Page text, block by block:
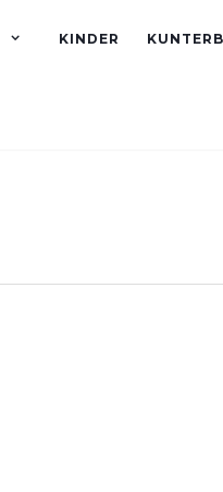
KINDER